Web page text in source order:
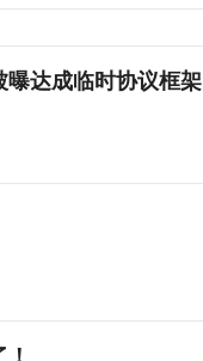
达成临时协议框架